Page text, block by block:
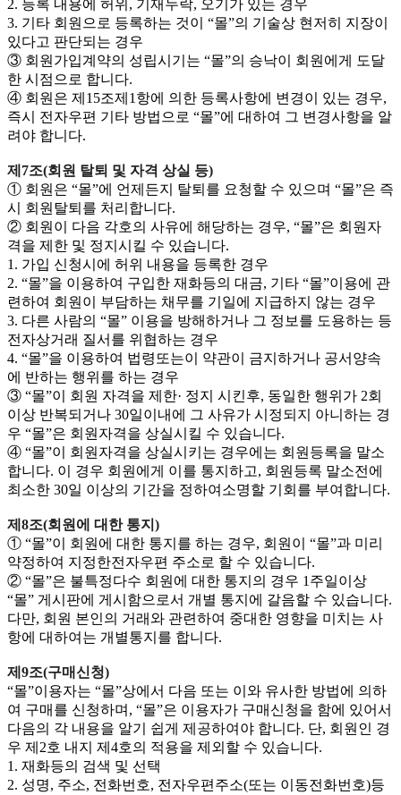
2. 등록 내용에 허위, 기재누락, 오기가 있는 경우
3. 기타 회원으로 등록하는 것이 “몰”의 기술상 현저히 지장이
있다고 판단되는 경우
③ 회원가입계약의 성립시기는 “몰”의 승낙이 회원에게 도달
한 시점으로 합니다.
④ 회원은 제15조제1항에 의한 등록사항에 변경이 있는 경우,
즉시 전자우편 기타 방법으로 “몰”에 대하여 그 변경사항을 알
려야 합니다.
제7조(회원 탈퇴 및 자격 상실 등)
① 회원은 “몰”에 언제든지 탈퇴를 요청할 수 있으며 “몰”은 즉
시 회원탈퇴를 처리합니다.
② 회원이 다음 각호의 사유에 해당하는 경우, “몰”은 회원자
격을 제한 및 정지시킬 수 있습니다.
1. 가입 신청시에 허위 내용을 등록한 경우
2. “몰”을 이용하여 구입한 재화등의 대금, 기타 “몰”이용에 관
련하여 회원이 부담하는 채무를 기일에 지급하지 않는 경우
3. 다른 사람의 “몰” 이용을 방해하거나 그 정보를 도용하는 등
전자상거래 질서를 위협하는 경우
4. “몰”을 이용하여 법령또는이 약관이 금지하거나 공서양속
에 반하는 행위를 하는 경우
③ “몰”이 회원 자격을 제한· 정지 시킨후, 동일한 행위가 2회
이상 반복되거나 30일이내에 그 사유가 시정되지 아니하는 경
우 “몰”은 회원자격을 상실시킬 수 있습니다.
④ “몰”이 회원자격을 상실시키는 경우에는 회원등록을 말소
합니다. 이 경우 회원에게 이를 통지하고, 회원등록 말소전에
최소한 30일 이상의 기간을 정하여소명할 기회를 부여합니다.
제8조(회원에 대한 통지)
① “몰”이 회원에 대한 통지를 하는 경우, 회원이 “몰”과 미리
약정하여 지정한전자우편 주소로 할 수 있습니다.
② “몰”은 불특정다수 회원에 대한 통지의 경우 1주일이상
“몰” 게시판에 게시함으로서 개별 통지에 갈음할 수 있습니다.
다만, 회원 본인의 거래와 관련하여 중대한 영향을 미치는 사
항에 대하여는 개별통지를 합니다.
제9조(구매신청)
“몰”이용자는 “몰”상에서 다음 또는 이와 유사한 방법에 의하
여 구매를 신청하며, “몰”은 이용자가 구매신청을 함에 있어서
다음의 각 내용을 알기 쉽게 제공하여야 합니다. 단, 회원인 경
우 제2호 내지 제4호의 적용을 제외할 수 있습니다.
1. 재화등의 검색 및 선택
2. 성명, 주소, 전화번호, 전자우편주소(또는 이동전화번호)등